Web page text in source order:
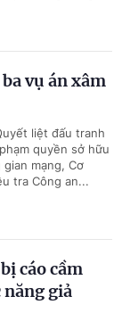
vụ án xâm
liệt đấu tranh
quyền sở hữu
mạng, Cơ
tra Công an...
cáo cầm
năng giả